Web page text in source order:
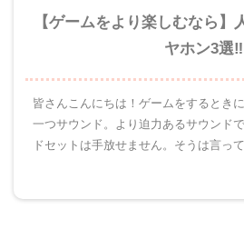
【ゲームをより楽しむなら】
ヤホン3選‼
皆さんこんにちは！ゲームをするとき
一つサウンド。より迫力あるサウンド
ドセットは手放せません。そうは言っ